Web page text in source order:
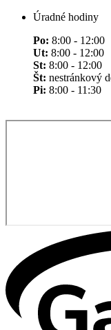
Úradné hodiny
Po: 8:00 - 12:00
Ut: 8:00 - 12:00
St: 8:00 - 12:00
Št: nestránkový
Pi: 8:00 - 11:30